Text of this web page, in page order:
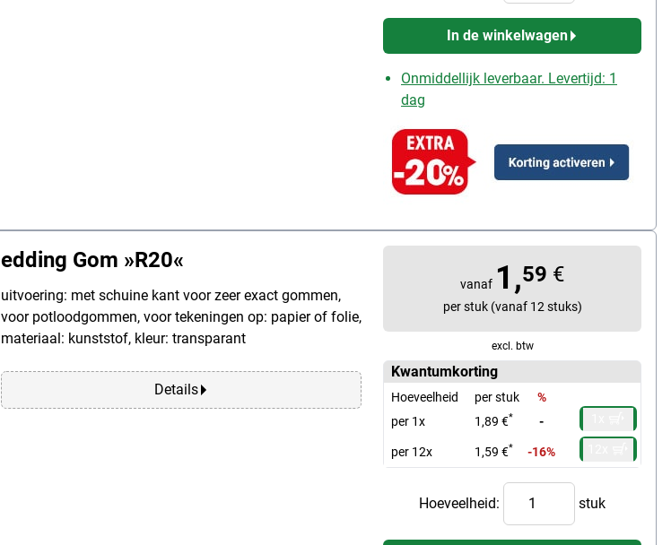
In de winkelwagen
Onmiddellijk leverbaar. Levertijd: 1
dag
edding Gom »R20«
uitvoering: met schuine kant voor zeer exact gommen,
voor potloodgommen, voor tekeningen op: papier of folie,
materiaal: kunststof, kleur: transparant
Details
vanaf 1,59 €
per stuk (vanaf 12 stuks)
excl. btw
Kwantumkorting
Hoeveelheid per stuk
%
per 1x
1,89 €* -
per 12x 1,59 €* -16%
Hoeveelheid: stuk